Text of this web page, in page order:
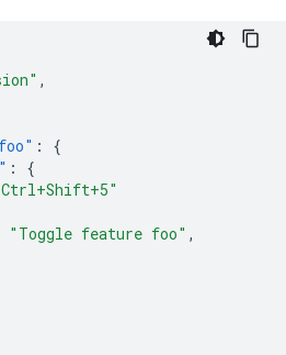
,
:
{
:
{
"Toggle feature foo" ,